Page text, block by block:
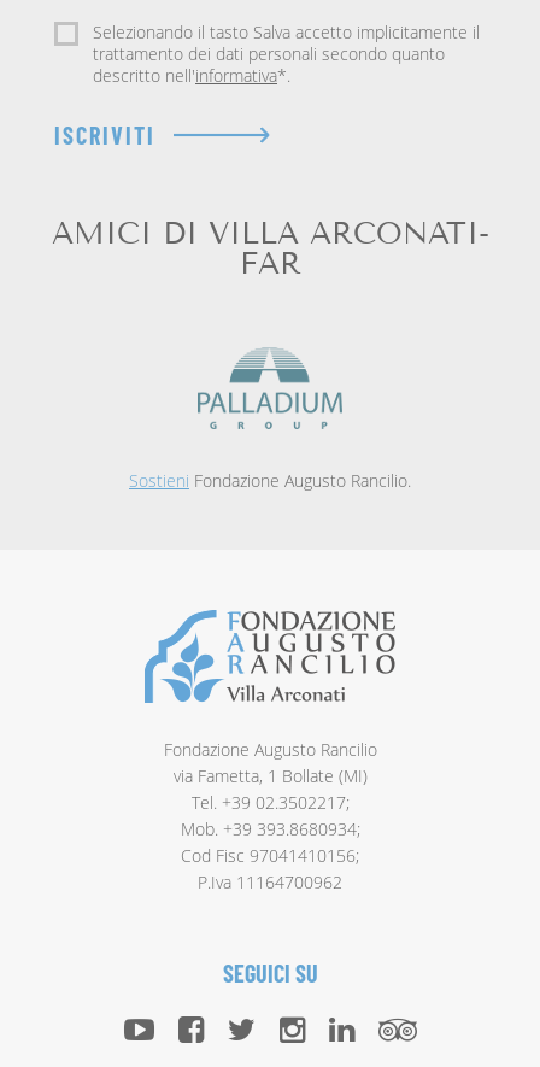
Selezionando il tasto Salva accetto implicitamente il
trattamento dei dati personali secondo quanto
descritto nell'informativa*.
ISCRIVITI
AMICI DI VILLA ARCONATI-
FAR
Sostieni Fondazione Augusto Rancilio.
Fondazione Augusto Rancilio
via Fametta, 1 Bollate (MI)
Tel. +39 02.3502217;
Mob. +39 393.8680934;
Cod Fisc 97041410156;
P.Iva 11164700962
SEGUICI SU